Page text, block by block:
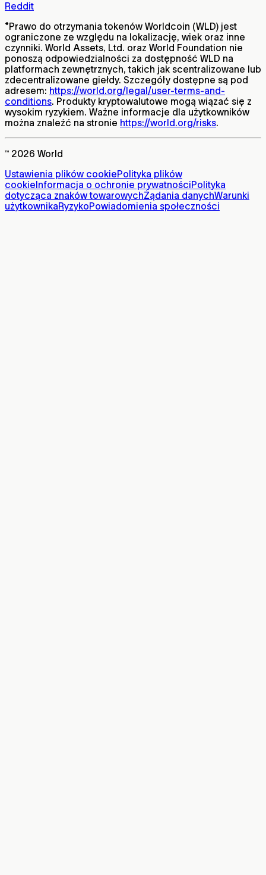
Reddit
*Prawo do otrzymania tokenów Worldcoin (WLD) jest
ograniczone ze względu na lokalizację, wiek oraz inne
czynniki. World Assets, Ltd. oraz World Foundation nie
ponoszą odpowiedzialności za dostępność WLD na
platformach zewnętrznych, takich jak scentralizowane lub
zdecentralizowane giełdy. Szczegóły dostępne są pod
adresem: https://world.org/legal/user-terms-and-
conditions. Produkty kryptowalutowe mogą wiązać się z
wysokim ryzykiem. Ważne informacje dla użytkowników
można znaleźć na stronie https://world.org/risks.
™ 2026 World
Ustawienia plików cookiePolityka plików
cookieInformacja o ochronie prywatnościPolityka
dotycząca znaków towarowychŻądania danychWarunki
użytkownikaRyzykoPowiadomienia społeczności